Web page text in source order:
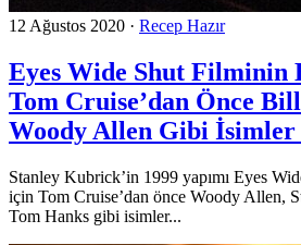
12 Ağustos 2020 · Recep Hazır
Eyes Wide Shut Filminin
Tom Cruise’dan Önce
Woody Allen Gibi İsimler
Stanley Kubrick’in 1999 yapımı Eyes
için Tom Cruise’dan önce Woody Allen,
Tom Hanks gibi isimler...